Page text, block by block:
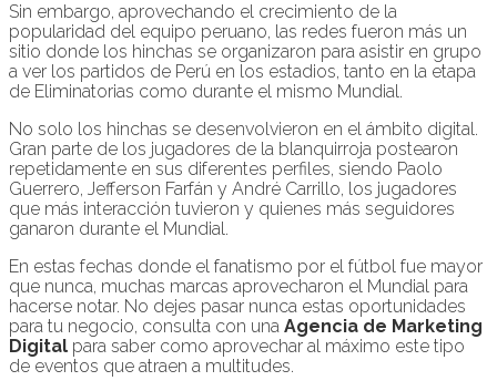
Sin embargo, aprovechando el crecimiento de la
popularidad del equipo peruano, las redes fueron más un
sitio donde los hinchas se organizaron para asistir en grupo
a ver los partidos de Perú en los estadios, tanto en la etapa
de Eliminatorias como durante el mismo Mundial.
No solo los hinchas se desenvolvieron en el ámbito digital.
Gran parte de los jugadores de la blanquirroja postearon
repetidamente en sus diferentes perfiles, siendo Paolo
Guerrero, Jefferson Farfán y André Carrillo, los jugadores
que más interacción tuvieron y quienes más seguidores
ganaron durante el Mundial.
En estas fechas donde el fanatismo por el fútbol fue mayor
que nunca, muchas marcas aprovecharon el Mundial para
hacerse notar. No dejes pasar nunca estas oportunidades
para tu negocio, consulta con una Agencia de Marketing
Digital para saber como aprovechar al máximo este tipo
de eventos que atraen a multitudes.